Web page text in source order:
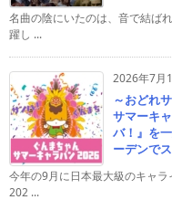
名曲の陰にいたのは、音で結ば
躍し ...
2026年7月
～おどれ
サマーキ
バ！』を
ーデンで
今年の9月に日本最大級のキャ
202 ...